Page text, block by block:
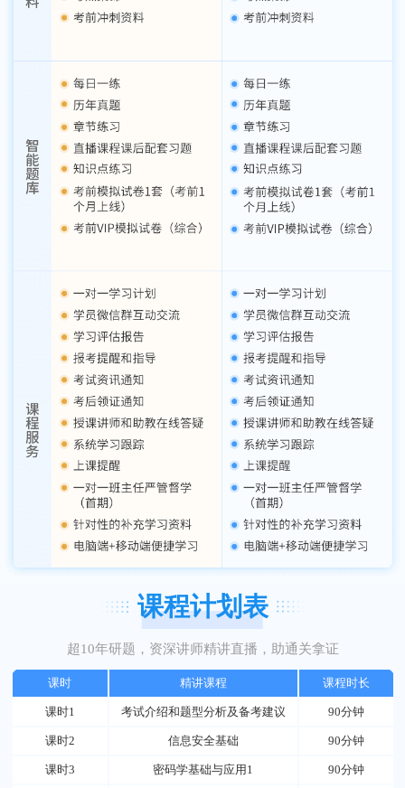
课程计划表
超10年研题，资深讲师精讲直播，助通关拿证
课时 精讲课程 课程时长
课时1 考试介绍和题型分析及备考建议 90分钟
课时2 信息安全基础 90分钟
课时3 密码学基础与应用1 90分钟